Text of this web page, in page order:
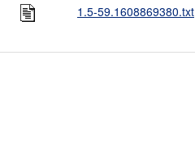
1.5-59.1608869380.txt